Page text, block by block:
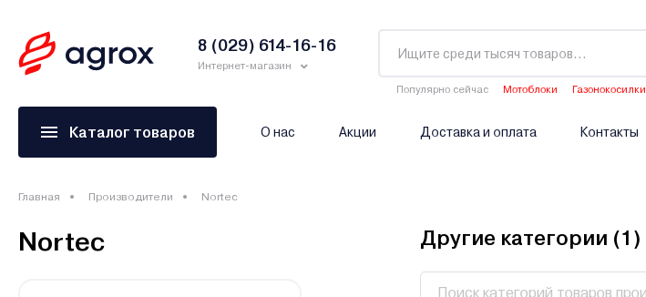
8 (029) 614-16-16
Интернет-магазин
Популярно сейчас Мотоблоки Газонокосилки
Каталог товаров О нас Акции Доставка и оплата Контакты
Главная Производители Nortec
Nortec Другие категории (1 )